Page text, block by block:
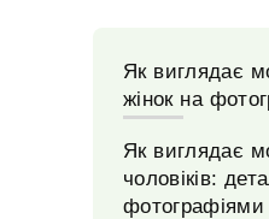
Як виглядає
жінок на
Як виглядає
чоловіків:
фотографіями